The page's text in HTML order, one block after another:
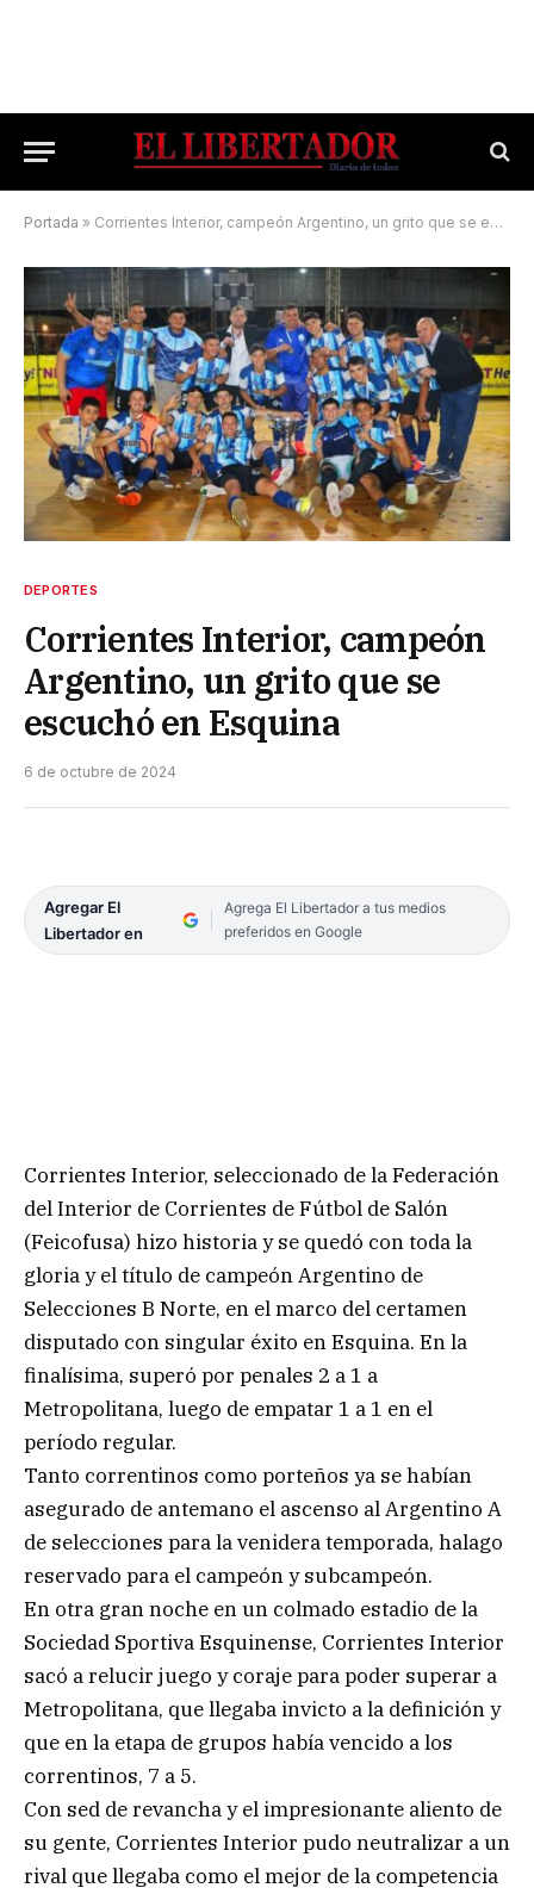
Portada » Corrientes Interior, campeón Argentino, un grito que se escuchó en Esquina
DEPORTES
Corrientes Interior, campeón
Argentino, un grito que se
escuchó en Esquina
6 de octubre de 2024
Agregar El
Libertador en
Agrega El Libertador a tus medios
preferidos en Google
Corrientes Interior, seleccionado de la Federación
del Interior de Corrientes de Fútbol de Salón
(Feicofusa) hizo historia y se quedó con toda la
gloria y el título de campeón Argentino de
Selecciones B Norte, en el marco del certamen
disputado con singular éxito en Esquina. En la
finalísima, superó por penales 2 a 1 a
Metropolitana, luego de empatar 1 a 1 en el
período regular.
Tanto correntinos como porteños ya se habían
asegurado de antemano el ascenso al Argentino A
de selecciones para la venidera temporada, halago
reservado para el campeón y subcampeón.
En otra gran noche en un colmado estadio de la
Sociedad Sportiva Esquinense, Corrientes Interior
sacó a relucir juego y coraje para poder superar a
Metropolitana, que llegaba invicto a la definición y
que en la etapa de grupos había vencido a los
correntinos, 7 a 5.
Con sed de revancha y el impresionante aliento de
su gente, Corrientes Interior pudo neutralizar a un
rival que llegaba como el mejor de la competencia